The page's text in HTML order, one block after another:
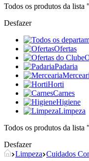
Todos os produtos da lista "
Desfazer
Ofertas
Padaria
Horti
Carnes
Higiene
Limpeza
Todos os produtos da lista "
Desfazer
Limpeza Cuidados